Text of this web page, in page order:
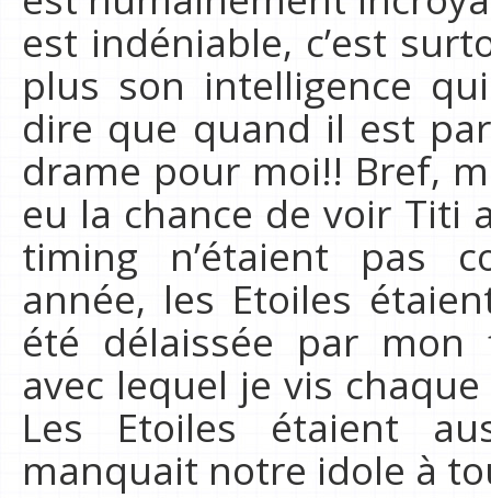
est indéniable, c’est
plus son intelligence
dire que quand il est
drame pour moi!! Bref,
eu la chance de voir Titi
timing n’étaient pas
année, les Etoiles
été délaissée par mon
avec lequel je vis
Les Etoiles étaient
manquait notre idole à